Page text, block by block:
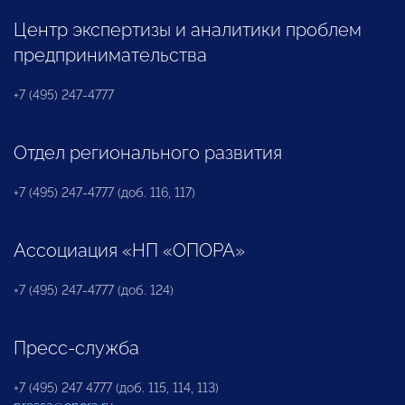
Центр экспертизы и аналитики проблем
предпринимательства
+7 (495) 247-4777
Отдел регионального развития
+7 (495) 247-4777 (доб. 116, 117)
Ассоциация «НП «ОПОРА»
+7 (495) 247-4777 (доб. 124)
Пресс-служба
+7 (495) 247 4777 (доб. 115, 114, 113)